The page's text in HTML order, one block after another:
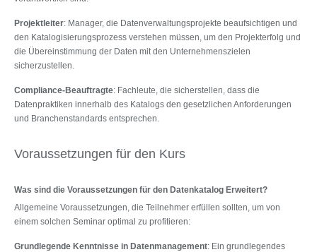
Projektleiter: Manager, die Datenverwaltungsprojekte beaufsichtigen und
den Katalogisierungsprozess verstehen müssen, um den Projekterfolg und
die Übereinstimmung der Daten mit den Unternehmenszielen
sicherzustellen.
Compliance-Beauftragte: Fachleute, die sicherstellen, dass die
Datenpraktiken innerhalb des Katalogs den gesetzlichen Anforderungen
und Branchenstandards entsprechen.
Voraussetzungen für den Kurs
Was sind die Voraussetzungen für den Datenkatalog Erweitert?
Allgemeine Voraussetzungen, die Teilnehmer erfüllen sollten, um von
einem solchen Seminar optimal zu profitieren:
Grundlegende Kenntnisse in Datenmanagement: Ein grundlegendes